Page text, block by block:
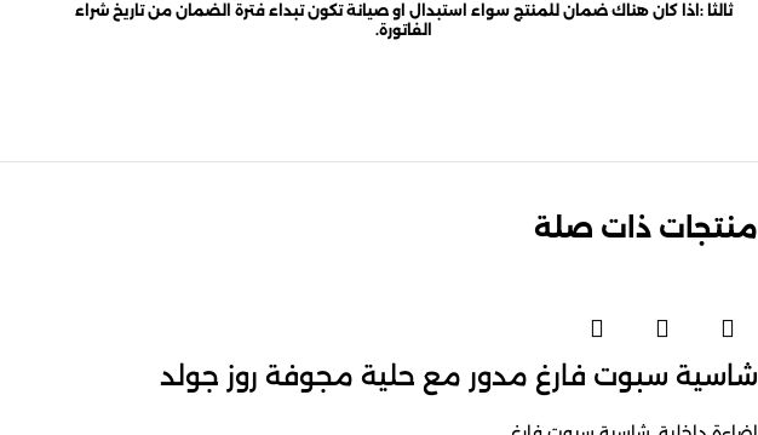
ثالثا :اذا كان هناك ضمان للمنتج سواء استبدال او صيانة تكون تبداء فترة الضمان من تاريخ شراء
الفاتورة.
منتجات ذات صلة
شاسية سبوت فارغ مدور مع حلية مجوفة روز جولد